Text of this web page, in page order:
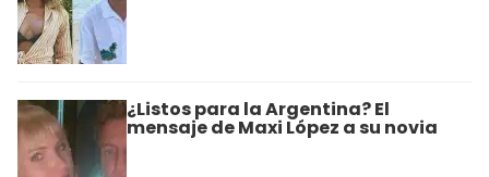
¿Listos para la Argentina? El
mensaje de Maxi López a su novia